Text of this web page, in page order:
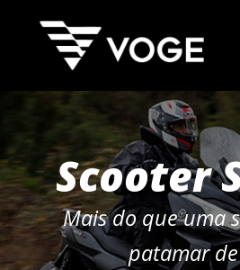
Scooter
Mais do que uma
patamar